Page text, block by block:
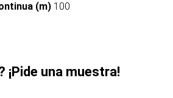
(m) 100
¡Pide una muestra!